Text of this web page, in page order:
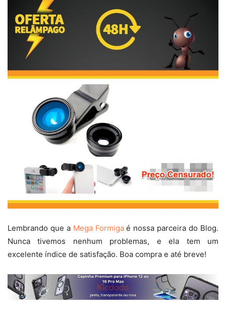
Lembrando que a Mega Formigaé nossa parceira do Blog.
Nunca tivemos nenhum problemas, e ela tem um
excelente índice de satisfação. Boa compra e até breve!